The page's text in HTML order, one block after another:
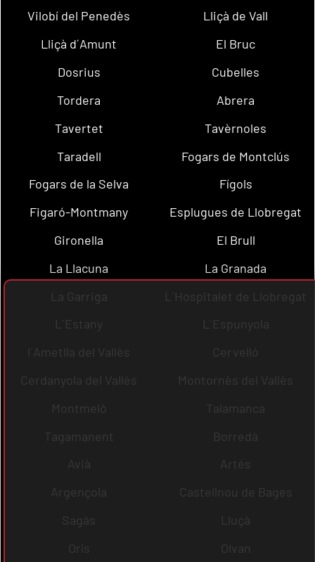
Vilobí del Penedès
Lliçà de Vall
Lliçà d´Amunt
El Bruc
Dosrius
Cubelles
Tordera
Abrera
Tavertet
Tavèrnoles
Taradell
Fogars de Montclús
Fogars de la Selva
Fígols
Figaró-Montmany
Esplugues de Llobregat
Gironella
El Brull
La Llacuna
La Granada
La Garriga
L´Hospitalet de Llobregat
L´Estany
L´Espunyola
l´Ametlla del Vallès
Cervelló
Cerdanyola del Vallès
Montornès del Vallès
Montmeló
Talamanca
Tagamanent
Borredà
Avià
Artés
Argençola
Castellnou de Bages
Sagàs
Lluçà
Orís
Olvan